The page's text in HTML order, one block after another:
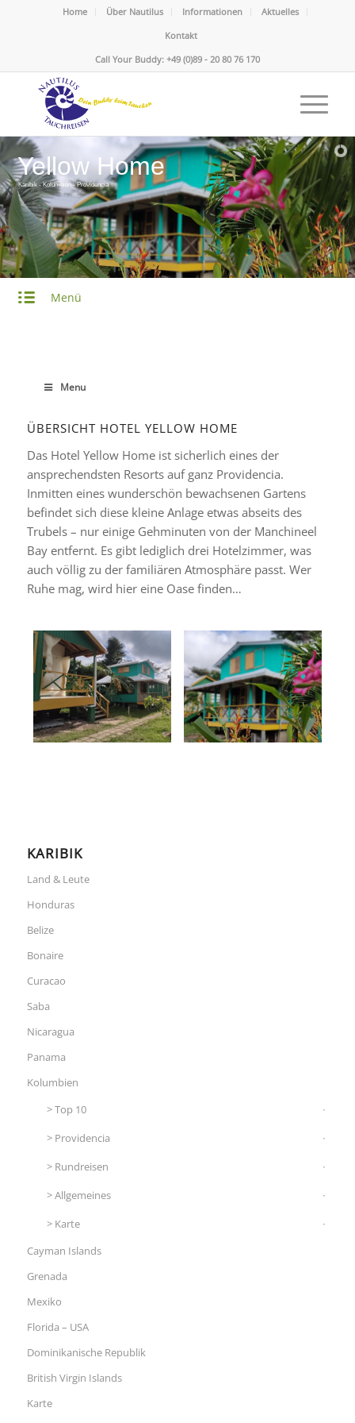
Home Über Nautilus Informationen
Aktuelles
Kontakt
Call Your Buddy: +49 (0)89 - 20 80 76 170
Yellow Home
Karibik - Kolumbien - Providencia
Menü
Menu
ÜBERSICHT HOTEL YELLOW HOME
Das Hotel Yellow Home ist sicherlich eines der
ansprechendsten Resorts auf ganz Providencia.
Inmitten eines wunderschön bewachsenen Gartens
befindet sich diese kleine Anlage etwas abseits des
Trubels – nur einige Gehminuten von der Manchineel
Bay entfernt. Es gibt lediglich drei Hotelzimmer, was
auch völlig zu der familiären Atmosphäre passt. Wer
Ruhe mag, wird hier eine Oase finden…
KARIBIK
Land & Leute
Honduras
Belize
Bonaire
Curacao
Saba
Nicaragua
Panama
Kolumbien
Top 10
Providencia
Rundreisen
Allgemeines
Karte
Cayman Islands
Grenada
Mexiko
Florida – USA
Dominikanische Republik
British Virgin Islands
Karte